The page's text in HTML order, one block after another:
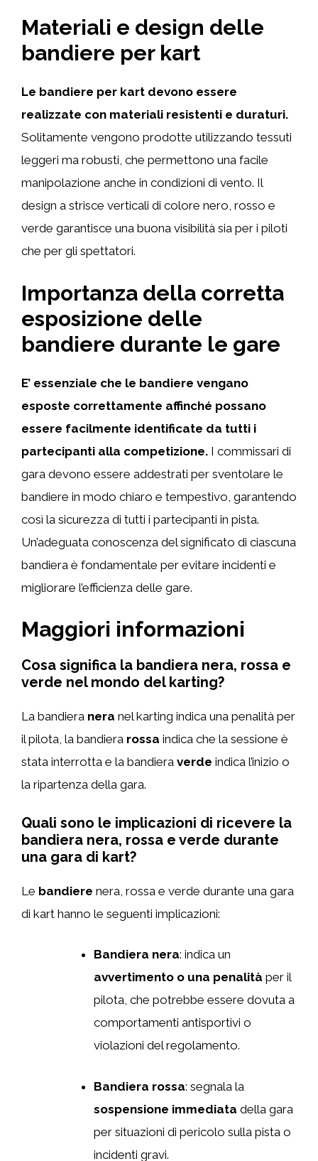
Materiali e design delle
bandiere per kart
Le bandiere per kart devono essere
realizzate con materiali resistenti e duraturi.
Solitamente vengono prodotte utilizzando tessuti
leggeri ma robusti, che permettono una facile
manipolazione anche in condizioni di vento. Il
design a strisce verticali di colore nero, rosso e
verde garantisce una buona visibilità sia per i piloti
che per gli spettatori.
Importanza della corretta
esposizione delle
bandiere durante le gare
E’ essenziale che le bandiere vengano
esposte correttamente affinché possano
essere facilmente identificate da tutti i
partecipanti alla competizione. I commissari di
gara devono essere addestrati per sventolare le
bandiere in modo chiaro e tempestivo, garantendo
così la sicurezza di tutti i partecipanti in pista.
Un’adeguata conoscenza del significato di ciascuna
bandiera è fondamentale per evitare incidenti e
migliorare l’efficienza delle gare.
Maggiori informazioni
Cosa significa la bandiera nera, rossa e
verde nel mondo del karting?
La bandiera nera nel karting indica una penalità per
il pilota, la bandiera rossa indica che la sessione è
stata interrotta e la bandiera verde indica l’inizio o
la ripartenza della gara.
Quali sono le implicazioni di ricevere la
bandiera nera, rossa e verde durante
una gara di kart?
Le bandiere nera, rossa e verde durante una gara
di kart hanno le seguenti implicazioni:
Bandiera nera: indica un
avvertimento o una penalità per il
pilota, che potrebbe essere dovuta a
comportamenti antisportivi o
violazioni del regolamento.
Bandiera rossa: segnala la
sospensione immediata della gara
per situazioni di pericolo sulla pista o
incidenti gravi.